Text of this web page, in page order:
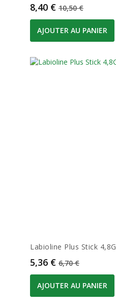
Prix
8,40 € Prix de base
10,50 €
AJOUTER AU PANIER
Labioline Plus Stick 4,8G
Prix
5,36 € Prix de base
6,70 €
AJOUTER AU PANIER